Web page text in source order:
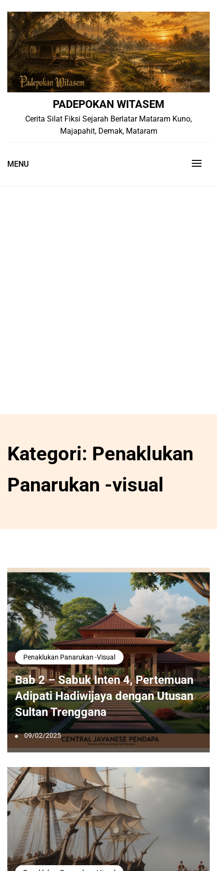
content
PADEPOKAN WITASEM
Cerita Silat Fiksi Sejarah Berlatar Mataram Kuno,
Majapahit, Demak, Mataram
MENU
Kategori: Penaklukan
Panarukan -visual
Penaklukan Panarukan -visual
Bab 2 – Sabuk Inten 4, Pertemuan
Adipati Hadiwijaya dengan Utusan
Sultan Trenggana
09/02/2025